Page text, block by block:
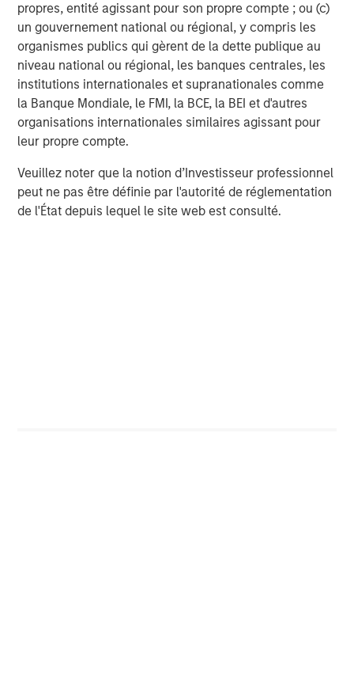
propres, entité agissant pour son propre compte ; ou (c)
un gouvernement national ou régional, y compris les
organismes publics qui gèrent de la dette publique au
niveau national ou régional, les banques centrales, les
institutions internationales et supranationales comme
la Banque Mondiale, le FMI, la BCE, la BEI et d'autres
organisations internationales similaires agissant pour
leur propre compte.
Veuillez noter que la notion d’Investisseur professionnel
peut ne pas être définie par l'autorité de réglementation
de l'État depuis lequel le site web est consulté.
Unfortunately, the business headlines overplay the
macro and underplay the micro, in my opinion.
While political biases can be a cause, I think macro
headlines are more likely to capture readers’
attention.
the war on the US consumer.
Yet where is the headline, “Changes in XYZ’s cash